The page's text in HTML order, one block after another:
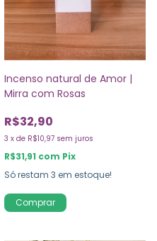
Incenso natural de Amor |
Mirra com Rosas
R$32,90
3 x de R$10,97 sem juros
R$31,91 com Pix
Só restam 3 em estoque!